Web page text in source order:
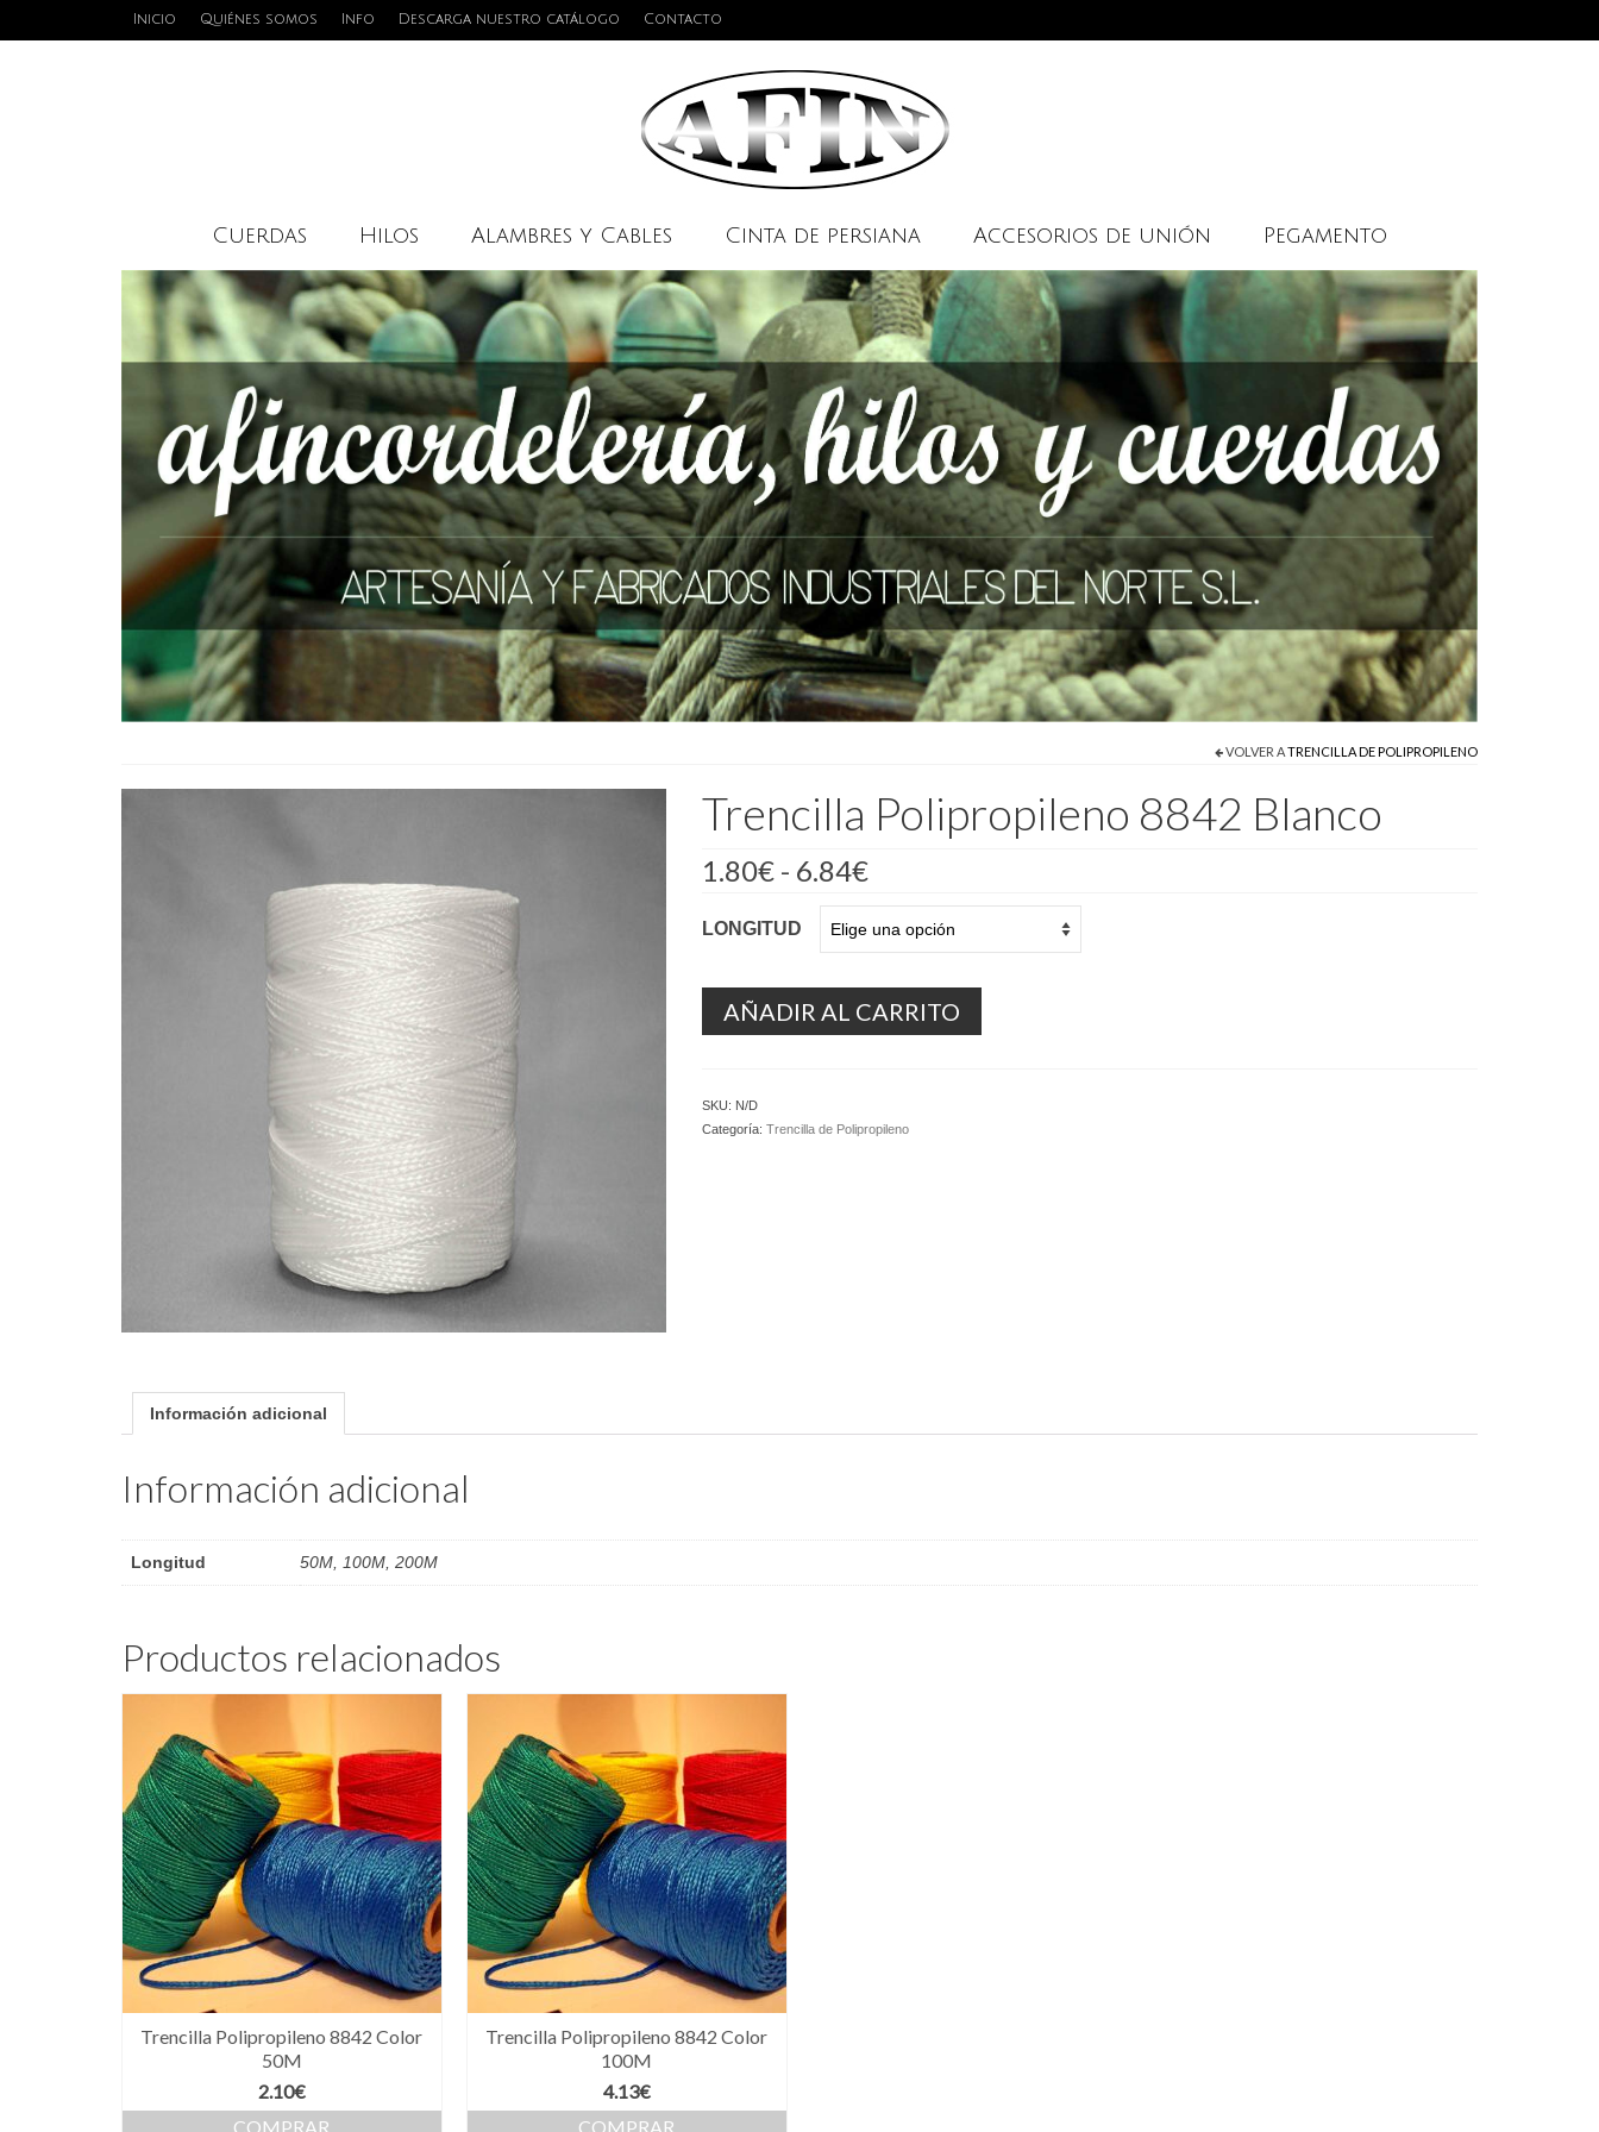
Inicio Quiénes somos Info Descarga nuestro catálogo Contacto
Cuerdas Hilos Alambres y Cables Cinta de persiana Accesorios de unión Pegamento
VOLVER ATRENCILLA DE POLIPROPILENO
Trencilla Polipropileno 8842 Blanco
1.80€ - 6.84€Rango
precios:
desde
1.80€
hasta
6.84€
LONGITUD
AÑADIR AL CARRITO
SKU: N/D
Categoría: Trencilla de Polipropileno
Información adicional
Información adicional
Longitud 50M, 100M, 200M
Productos relacionados
Trencilla Polipropileno 8842 Color
50M
2.10€
COMPRAR
Trencilla Polipropileno 8842 Color
100M
4.13€
COMPRAR